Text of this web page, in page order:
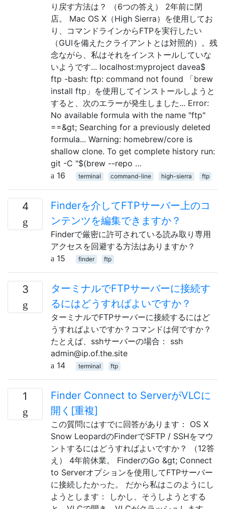
り戻す方法は？ （6つの答え） 2年前に閉
店。 Mac OS X（High Sierra）を使用してお
り、コマンドラインからFTPを実行したい
（GUIを備えたクライアントとは対照的）。残
念ながら、私はそれをインストールしていな
いようです... localhost:myproject davea$
ftp -bash: ftp: command not found 「brew
install ftp」を使用してインストールしようと
すると、次のエラーが発生しました... Error:
No available formula with the name "ftp"
==&gt; Searching for a previously deleted
formula... Warning: homebrew/core is
shallow clone. To get complete history run:
git -C "$(brew --repo …
16
terminal command-line high-sierra ftp
4
Finderを介してFTPサーバー上のコ
ンテンツを編集できますか？
Finderで厳密に許可されている読み取り専用
アクセスを回避する方法はありますか？
15
finder ftp
3
ターミナルでFTPサーバーに接続す
るにはどうすればよいですか？
ターミナルでFTPサーバーに接続するにはど
うすればよいですか？コマンドは何ですか？
たとえば、sshサーバーの場合： ssh
admin@ip.of.the.site
14
terminal ftp
1
Finder Connect to ServerがVLCに
開く[重複]
この質問にはすでに回答があります： OS X
Snow LeopardのFinderでSFTP / SSHをマウ
ントするにはどうすればよいですか？ （12答
え） 4年前休業。 FinderのGo &gt; Connect
to Serverオプションを使用してFTPサーバー
に接続したかった。 だから私はこのようにし
ようとします： しかし、そうしようとする